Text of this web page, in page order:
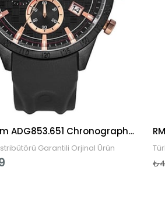
Quantum ADG853.651 Chronograph Erkek Kol Saati
Garantili Orjinal Ürün